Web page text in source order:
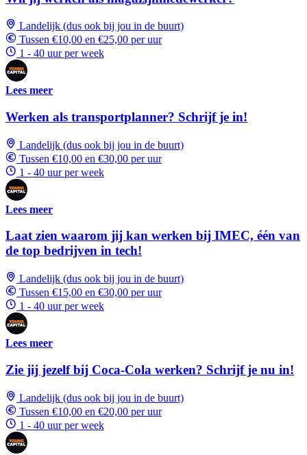
Landelijk (dus ook bij jou in de buurt)
Tussen €10,00 en €25,00 per uur
1 - 40 uur per week
Lees meer
Werken als transportplanner? Schrijf je in!
Landelijk (dus ook bij jou in de buurt)
Tussen €10,00 en €30,00 per uur
1 - 40 uur per week
Lees meer
Laat zien waarom jij kan werken bij IMEC, één van
de top bedrijven in tech!
Landelijk (dus ook bij jou in de buurt)
Tussen €15,00 en €30,00 per uur
1 - 40 uur per week
Lees meer
Zie jij jezelf bij Coca-Cola werken? Schrijf je nu in!
Landelijk (dus ook bij jou in de buurt)
Tussen €10,00 en €20,00 per uur
1 - 40 uur per week